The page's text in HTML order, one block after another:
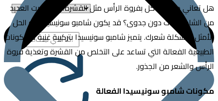
من مشاكل بفروة الرأس مثل القشرة؟ هل جربت العديد
دون جدوى؟ قد يكون شامبو سونيسيدا هو الحل
لمشكلة شعرك. يتميز شامبو سونيسيدا بتركيبة غنية بالمكونات
الفعالة التي تساعد على التخلص من القشرة وتغذية فروة
والشعر من الجذور.
شامبو سونيسيدا الفعالة